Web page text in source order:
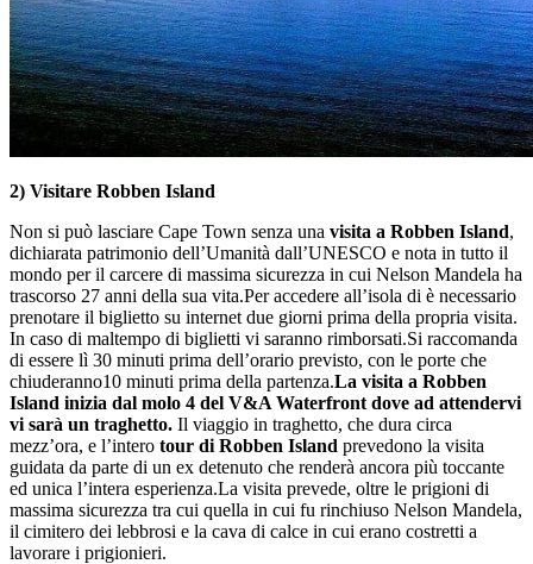
2) Visitare Robben Island
Non si può lasciare Cape Town senza una visita a Robben Island,
dichiarata patrimonio dell’Umanità dall’UNESCO e nota in tutto il
mondo per il carcere di massima sicurezza in cui Nelson Mandela ha
trascorso 27 anni della sua vita.Per accedere all’isola di è necessario
prenotare il biglietto su internet due giorni prima della propria visita.
In caso di maltempo di biglietti vi saranno rimborsati.Si raccomanda
di essere lì 30 minuti prima dell’orario previsto, con le porte che
chiuderanno10 minuti prima della partenza.La visita a Robben
Island inizia dal molo 4 del V&A Waterfront dove ad attendervi
vi sarà un traghetto. Il viaggio in traghetto, che dura circa
mezz’ora, e l’intero tour di Robben Island prevedono la visita
guidata da parte di un ex detenuto che renderà ancora più toccante
ed unica l’intera esperienza.La visita prevede, oltre le prigioni di
massima sicurezza tra cui quella in cui fu rinchiuso Nelson Mandela,
il cimitero dei lebbrosi e la cava di calce in cui erano costretti a
lavorare i prigionieri.